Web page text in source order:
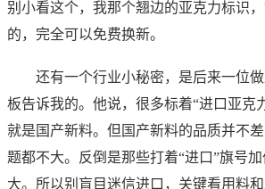
别小看这个，我那个翘边的亚克力标识
的，完全可以免费换新。
还有一个行业小秘密，是后来一位
板告诉我的。他说，很多标着“进口亚克
就是国产新料。但国产新料的品质并不
题都不大。反倒是那些打着“进口”旗号
大。所以别盲目迷信进口，关键看用料和